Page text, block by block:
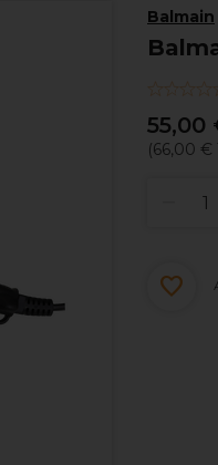
Balmain
55,00
(66,00 €